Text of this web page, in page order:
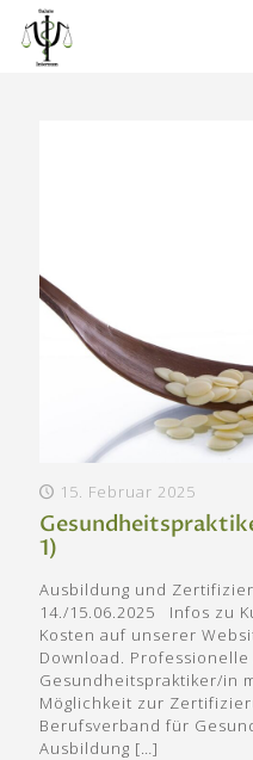
15. Februar 2025
1)
Ausbildung und
14./15.06.2025 Infos zu
Kosten auf unserer
Download.
Gesundheitspraktiker/in
Möglichkeit zur
Berufsverband für
Ausbildung […]